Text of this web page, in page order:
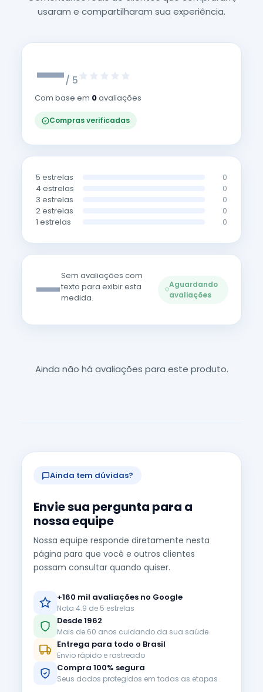
usaram e compartilharam sua experiência.
—/ 5
Com base em 0avaliações
Compras verificadas
5 estrelas 0
4 estrelas 0
3 estrelas 0
2 estrelas 0
1 estrelas 0
—Sem avaliações com
texto para exibir esta
medida.
Aguardando
avaliações
Ainda não há avaliações para este produto.
Ainda tem dúvidas?
Envie sua pergunta para a
nossa equipe
Nossa equipe responde diretamente nesta
página para que você e outros clientes
possam consultar quando quiser.
+160 mil avaliações no Google
Nota 4.9 de 5 estrelas
Desde 1962
Mais de 60 anos cuidando da sua saúde
Entrega para todo o Brasil
Envio rápido e rastreado
Compra 100% segura
Seus dados protegidos em todas as etapas